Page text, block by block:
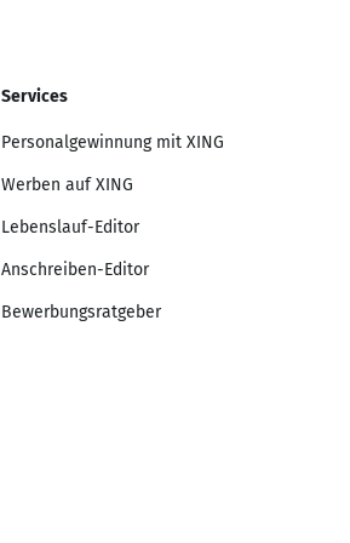
Services
Personalgewinnung mit XING
Werben auf XING
Lebenslauf-Editor
Anschreiben-Editor
Bewerbungsratgeber